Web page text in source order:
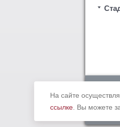
На сайте
ссылке. Вы можете